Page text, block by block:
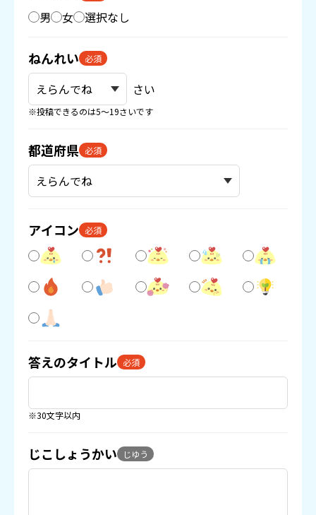
男 女 選択なし
ねんれい 必須
さい
※投稿できるのは5〜19さいです
都道府県 必須
アイコン 必須
答えのタイトル 必須
※30文字以内
じこしょうかい じゆう